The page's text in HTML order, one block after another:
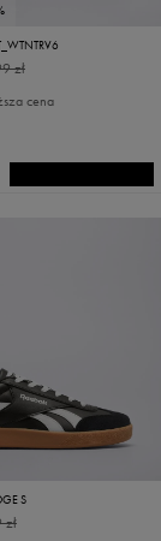
zł
cena
S